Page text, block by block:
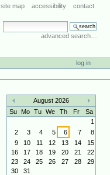
site map accessibility contact
search site
advanced search…
log in
«
August 2026
»
Su Mo Tu We Th Fr
Sa
1
2
3 4 5 6 7
8
9
10 11 12 13 14
15
16
17 18 19 20 21
22
23
24 25 26 27 28
29
30
31